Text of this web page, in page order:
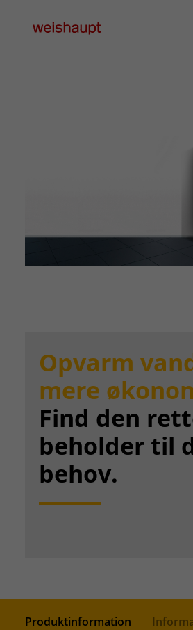
Opvarm
mere
Find den
beholder til
behov.
Produktinformation